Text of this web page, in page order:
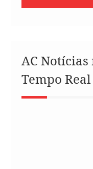
AC
Tempo Real